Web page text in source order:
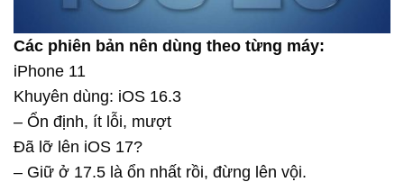
Các phiên bản nên dùng theo từng máy:
iPhone 11
Khuyên dùng: iOS 16.3
– Ổn định, ít lỗi, mượt
Đã lỡ lên iOS 17?
– Giữ ở 17.5 là ổn nhất rồi, đừng lên vội.